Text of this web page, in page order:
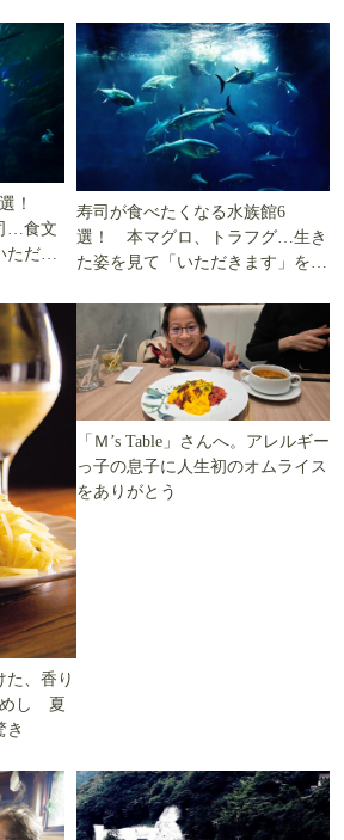
選！
…食文
ただき
寿司が食べたくなる水族館6
選！ 本マグロ、トラフグ…生き
た姿を見て「いただきます」を考
た、香り
めし 夏
き
「Ｍ’s Table」さんへ。アレルギー
っ子の息子に人生初のオムライス
をありがとう